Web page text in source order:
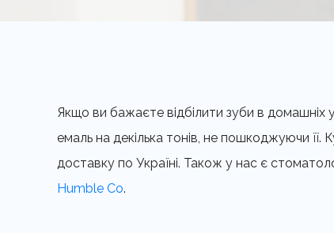
Якщо ви бажаєте відбілити зуби в домашніх
емаль на декілька тонів, не пошкоджуючи
доставку по Україні. Також у нас є
Humble Co.